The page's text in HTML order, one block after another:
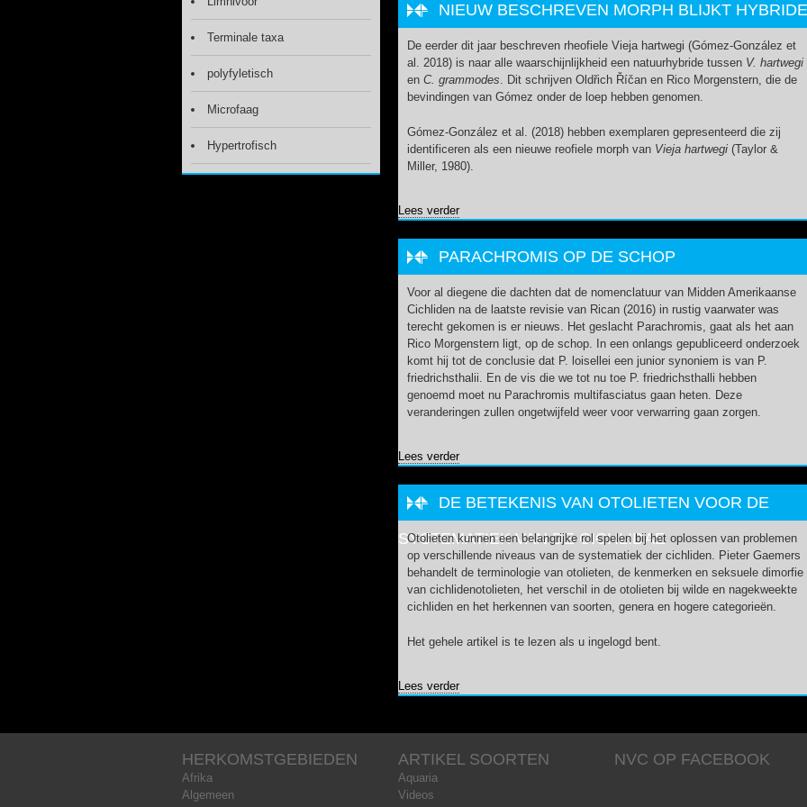
NIEUW BESCHREVEN MORPH BLIJKT HYBRIDE
De eerder dit jaar beschreven rheofiele Vieja hartwegi (Gómez-González et
al. 2018) is naar alle waarschijnlijkheid een natuurhybride tussen V. hartwegi
en C. grammodes. Dit schrijven Oldřich Říčan en Rico Morgenstern, die de
bevindingen van Gómez onder de loep hebben genomen.
Gómez-González et al. (2018) hebben exemplaren gepresenteerd die zij
identificeren als een nieuwe reofiele morph van Vieja hartwegi (Taylor &
Miller, 1980).
Lees verder
PARACHROMIS OP DE SCHOP
Voor al diegene die dachten dat de nomenclatuur van Midden Amerikaanse
Cichliden na de laatste revisie van Rican (2016) in rustig vaarwater was
terecht gekomen is er nieuws. Het geslacht Parachromis, gaat als het aan
Rico Morgenstern ligt, op de schop. In een onlangs gepubliceerd onderzoek
komt hij tot de conclusie dat P. loisellei een junior synoniem is van P.
friedrichsthalii. En de vis die we tot nu toe P. friedrichsthalli hebben
genoemd moet nu Parachromis multifasciatus gaan heten. Deze
veranderingen zullen ongetwijfeld weer voor verwarring gaan zorgen.
Lees verder
DE BETEKENIS VAN OTOLIETEN VOOR DE
SYSTEMATIEK VAN DE CICHLIDAE
Otolieten kunnen een belangrijke rol spelen bij het oplossen van problemen
op verschillende niveaus van de systematiek der cichliden. Pieter Gaemers
behandelt de terminologie van otolieten, de kenmerken en seksuele dimorfie
van cichlidenotolieten, het verschil in de otolieten bij wilde en nagekweekte
cichliden en het herkennen van soorten, genera en hogere categorieën.
Het gehele artikel is te lezen als u ingelogd bent.
Lees verder
Terminale taxa
polyfyletisch
Microfaag
Hypertrofisch
HERKOMSTGEBIEDEN
Afrika
Algemeen
ARTIKEL SOORTEN
Aquaria
Videos
NVC OP FACEBOOK